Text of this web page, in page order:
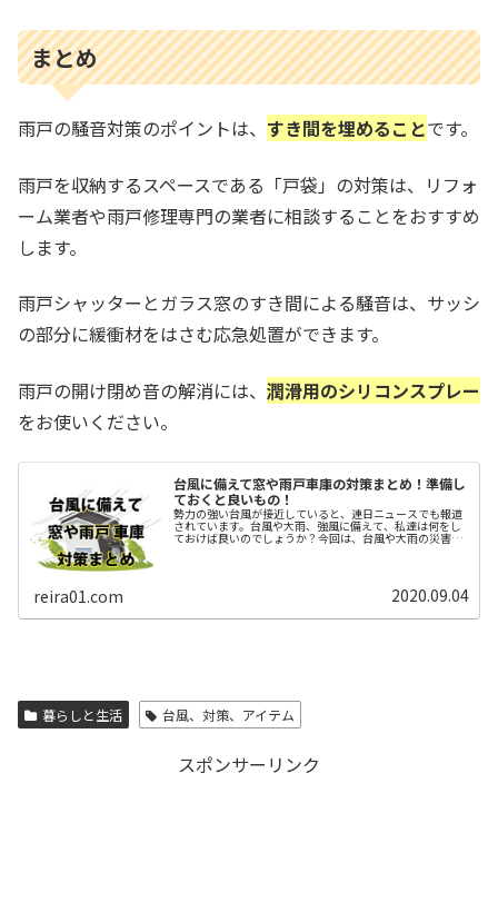
まとめ
雨戸の騒音対策のポイントは、 すき間を埋めることです。
雨戸を収納するスペースである「戸袋」の対策は、リフォ
ーム業者や雨戸修理専門の業者に相談することをおすすめ
します。
雨戸シャッターとガラス窓のすき間による騒音は、サッシ
の部分に緩衝材をはさむ応急処置ができます。
雨戸の開け閉め音の解消には、 潤滑用のシリコンスプレー
をお使いください。
台風に備えて窓や雨戸車庫の対策まとめ！準備し
ておくと良いもの！
勢力の強い台風が接近していると、連日ニュースでも報道
されています。台風や大雨、強風に備えて、私達は何をし
ておけば良いのでしょうか？今回は、台風や大雨の災害
reira01.com 2020.09.04
暮らしと生活 台風、対策、アイテム
スポンサーリンク